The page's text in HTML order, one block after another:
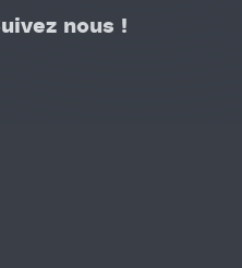
nous !